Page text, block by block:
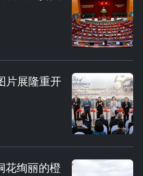
片展隆重开
花绚丽的橙